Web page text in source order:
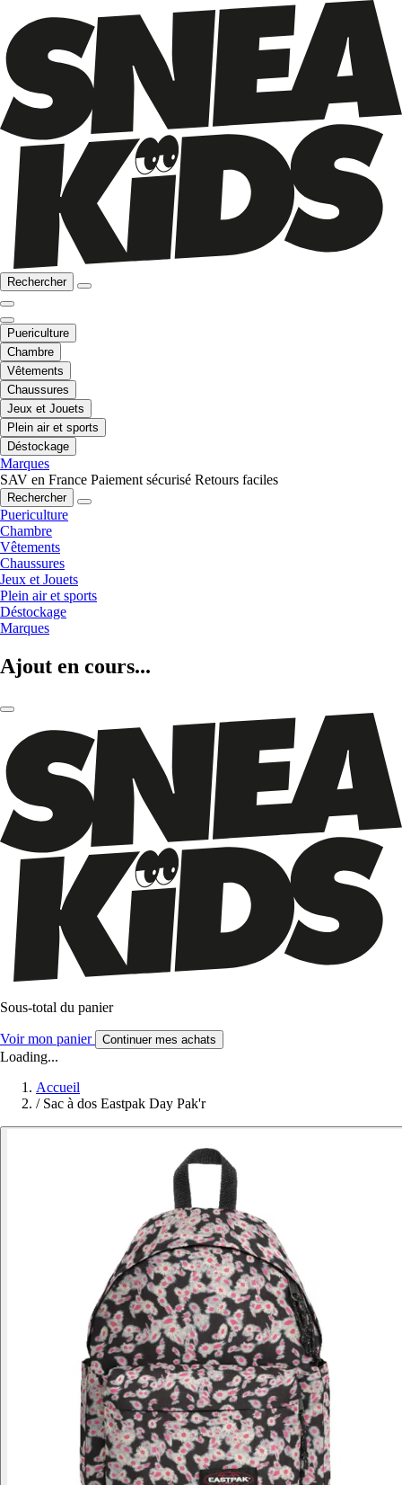
Rechercher
Puericulture
Chambre
Vêtements
Chaussures
Jeux et Jouets
Plein air et sports
Déstockage
Marques
SAV en France Paiement sécurisé Retours faciles
Rechercher
Puericulture
Chambre
Vêtements
Chaussures
Jeux et Jouets
Plein air et sports
Déstockage
Marques
Ajout en cours...
Sous-total du panier
Voir mon panier Continuer mes achats
Loading...
Accueil
/ Sac à dos Eastpak Day Pak'r